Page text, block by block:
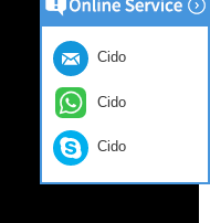
Cido
Cido
Cido